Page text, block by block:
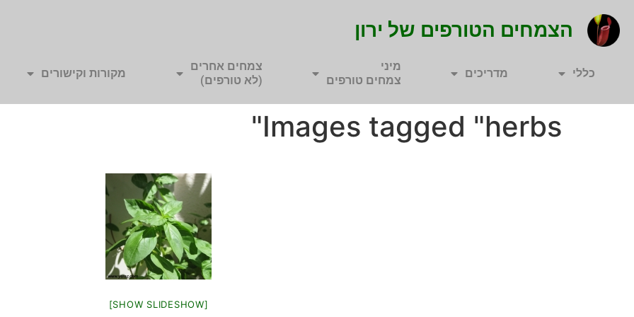
הצמחים הטורפים של ירון
כללי מדריכים
מיני
צמחים טורפים
צמחים אחרים
(לא טורפים)
מקורות וקישורים
Images tagged "herbs"
[SHOW SLIDESHOW]